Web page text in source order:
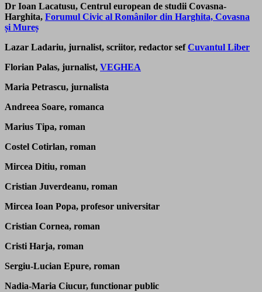
Dr Ioan Lacatusu, Centrul european de studii Covasna-
Harghita, Forumul Civic al Românilor din Harghita, Covasna
și Mureș
Lazar Ladariu, jurnalist, scriitor, redactor sefCuvantul Liber
Florian Palas, jurnalist, VEGHEA
Maria Petrascu, jurnalista
Andreea Soare, romanca
Marius Tipa, roman
Costel Cotirlan, roman
Mircea Ditiu, roman
Cristian Juverdeanu, roman
Mircea Ioan Popa, profesor universitar
Cristian Cornea, roman
Cristi Harja, roman
Sergiu-Lucian Epure, roman
Nadia-Maria Ciucur, functionar public